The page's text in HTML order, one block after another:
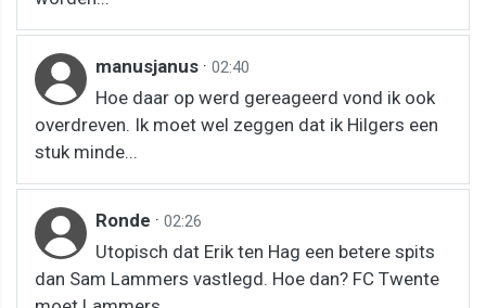
manusjanus · 02:40
Hoe daar op werd gereageerd vond ik ook
overdreven. Ik moet wel zeggen dat ik Hilgers een
stuk minde...
Ronde · 02:26
Utopisch dat Erik ten Hag een betere spits
dan Sam Lammers vastlegd. Hoe dan? FC Twente